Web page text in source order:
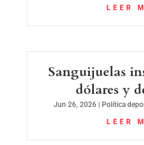
LEER
Sanguijuelas
dólares y
Jun 26, 2026 | Política
LEER